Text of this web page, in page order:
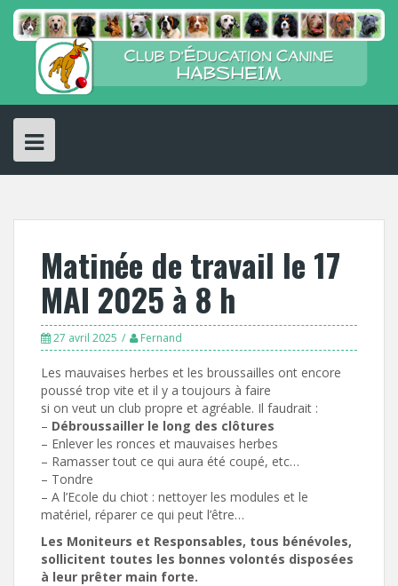
Skip
content
Matinée de travail le 17
MAI 2025 à 8 h
27 avril 2025 Fernand
Les mauvaises herbes et les broussailles ont encore
poussé trop vite et il y a toujours à faire
si on veut un club propre et agréable. Il faudrait :
– Débroussailler le long des clôtures
– Enlever les ronces et mauvaises herbes
– Ramasser tout ce qui aura été coupé, etc…
– Tondre
– A l’Ecole du chiot : nettoyer les modules et le
matériel, réparer ce qui peut l’être…
Les Moniteurs et Responsables, tous bénévoles,
sollicitent toutes les bonnes volontés disposées
à leur prêter main forte.